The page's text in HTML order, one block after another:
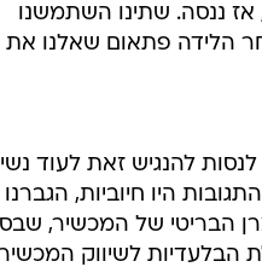
ננסה. שתינו השתמשנו
הלידה פתאום שאלנו את
להנגיש זאת לעוד
היו חיוביות,
הבריטי של המכשיר,
לשיווק